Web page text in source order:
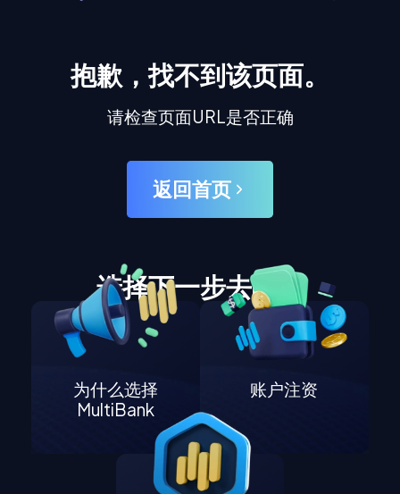
抱歉，找不到该页面。
请检查页面URL是否正确
返回首页
选择下一步去哪里
为什么选择
MultiBank
账户注资